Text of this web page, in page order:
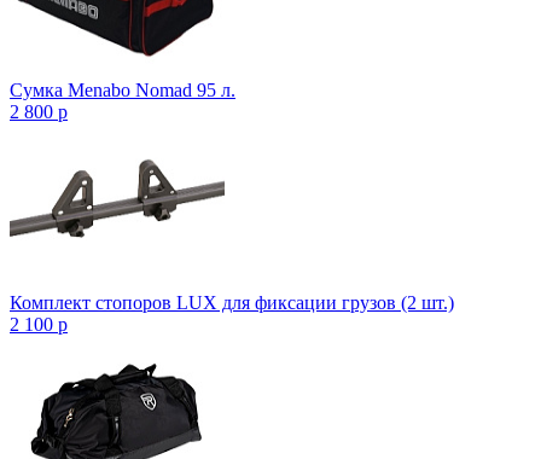
Сумка Menabo Nomad 95 л.
2 800 p
Комплект стопоров LUX для фиксации грузов (2 шт.)
2 100 p